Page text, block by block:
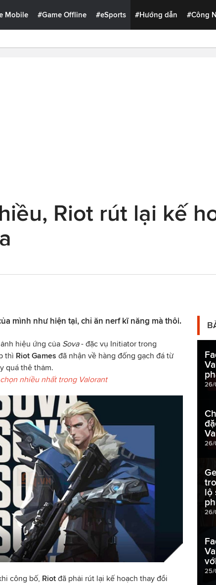
Mobile #Game Offline #eSports #Hướng dẫn #Công
Riot rút lại kế
mình như hiện tại, chỉ ăn nerf kĩ năng mà thôi.
hiệu ứng của Sova - đặc vụ Initiator trong
thì Riot Games đã nhận về hàng đống gạch đá từ
quá thê thảm.
nhiều nhất trong Valorant
công bố, Riot đã phải rút lại kế hoạch thay đổi
26/
26/
lộ
26/
25/